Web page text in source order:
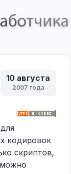
10 августа
2007 года
кодировок
скриптов,